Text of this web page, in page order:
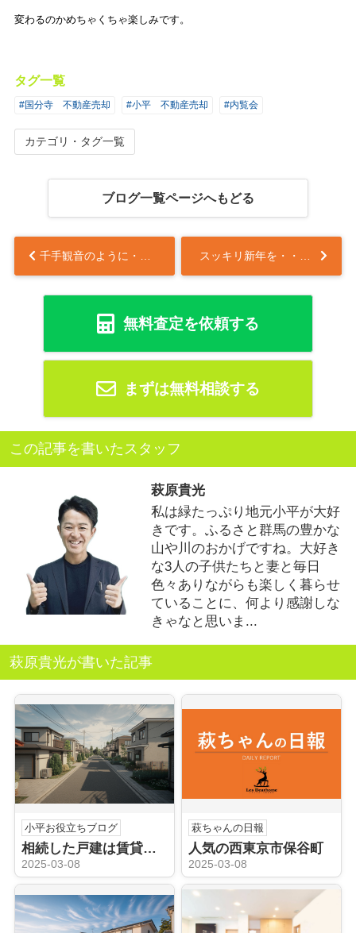
変わるのかめちゃくちゃ楽しみです。
タグ一覧
#国分寺 不動産売却 #小平 不動産売却 #内覧会
カテゴリ・タグ一覧
ブログ一覧ページへもどる
無料査定を依頼する
まずは無料相談する
この記事を書いたスタッフ
萩原貴光
私は緑たっぷり地元小平が大好
きです。ふるさと群馬の豊かな
山や川のおかげですね。大好き
な3人の子供たちと妻と毎日
色々ありながらも楽しく暮らせ
ていることに、何より感謝しな
きゃなと思いま...
萩原貴光が書いた記事
小平お役立ちブログ
相続した戸建は賃貸が得か損か？小平市の賃貸市場を解説
2025-03-08
萩ちゃんの日報
人気の西東京市保谷町
2025-03-08